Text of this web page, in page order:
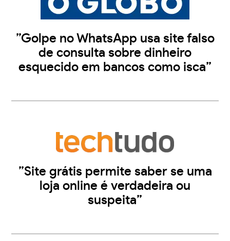
”Golpe no WhatsApp usa site falso
de consulta sobre dinheiro
esquecido em bancos como isca”
”Site grátis permite saber se uma
loja online é verdadeira ou
suspeita”